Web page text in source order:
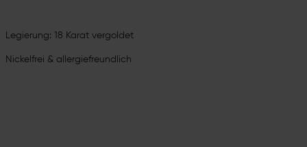
Legierung: 18 Karat vergoldet
Nickelfrei & allergiefreundlich